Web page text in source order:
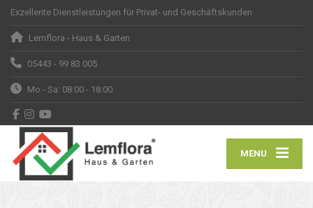
Exzellente Dienstleistungen für Privat- und Geschäftskunden
Lemflora - Haus & Garten
05443 - 99 83 005
Mo - Sa: 08:00 - 18:00
MENU